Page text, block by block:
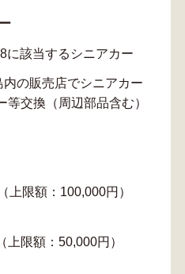
に該当するシニアカー
の販売店でシニアカー
交換（周辺部品含む）
上限額：100,000円）
上限額：50,000円）